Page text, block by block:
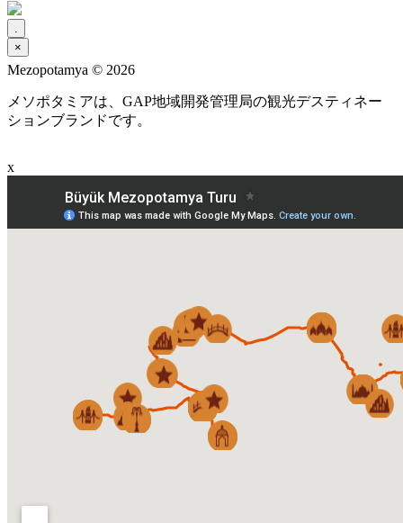
x
×
Mezopotamya © 2026
メソポタミアは、GAP地域開発管理局の観光デスティネー
ションブランドです。
x